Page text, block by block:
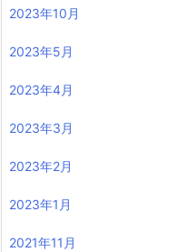
2023年10月
2023年5月
2023年4月
2023年3月
2023年2月
2023年1月
2021年11月